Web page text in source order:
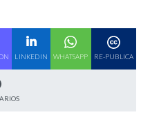
LINKEDIN WHATSAPP RE-PUBLICA